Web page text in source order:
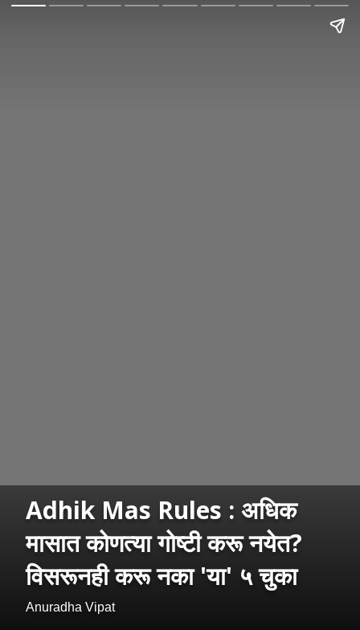
Adhik Mas Rules : अधिक
मासात कोणत्या गोष्टी करू नयेत?
विसरूनही करू नका 'या' ५ चुका
Anuradha Vipat